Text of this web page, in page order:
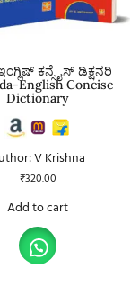
ಕನ್ಸೈಸ್ ಡಿಕ್ಷನರಿ
English Concise
Dictionary
V Krishna
₹320.00
Add to cart